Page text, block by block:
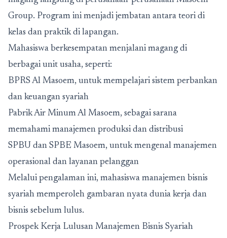
Group. Program ini menjadi jembatan antara teori di
kelas dan praktik di lapangan.
Mahasiswa berkesempatan menjalani magang di
berbagai unit usaha, seperti:
BPRS Al Masoem, untuk mempelajari sistem perbankan
dan keuangan syariah
Pabrik Air Minum Al Masoem, sebagai sarana
memahami manajemen produksi dan distribusi
SPBU dan SPBE Masoem, untuk mengenal manajemen
operasional dan layanan pelanggan
Melalui pengalaman ini, mahasiswa manajemen bisnis
syariah memperoleh gambaran nyata dunia kerja dan
bisnis sebelum lulus.
Prospek Kerja Lulusan Manajemen Bisnis Syariah